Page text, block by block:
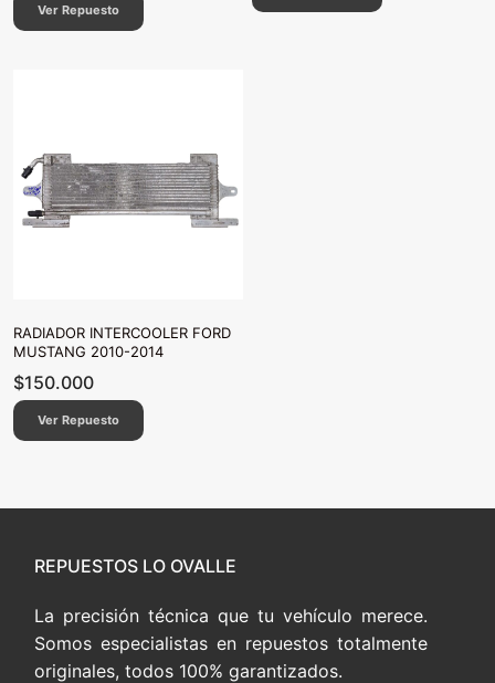
Ver Repuesto
RADIADOR INTERCOOLER FORD
MUSTANG 2010-2014
$150.000
Ver Repuesto
REPUESTOS LO OVALLE
La precisión técnica que tu vehículo merece.
Somos especialistas en repuestos totalmente
originales, todos 100% garantizados.